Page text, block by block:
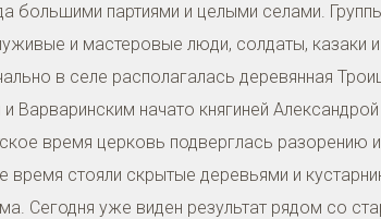
большими партиями и целыми селами.
и мастеровые люди, солдаты, казаки
в селе располагалась деревянная
Варваринским начато княгиней
время церковь подверглась разорению
время стояли скрытые деревьями и
Сегодня уже виден результат рядом со